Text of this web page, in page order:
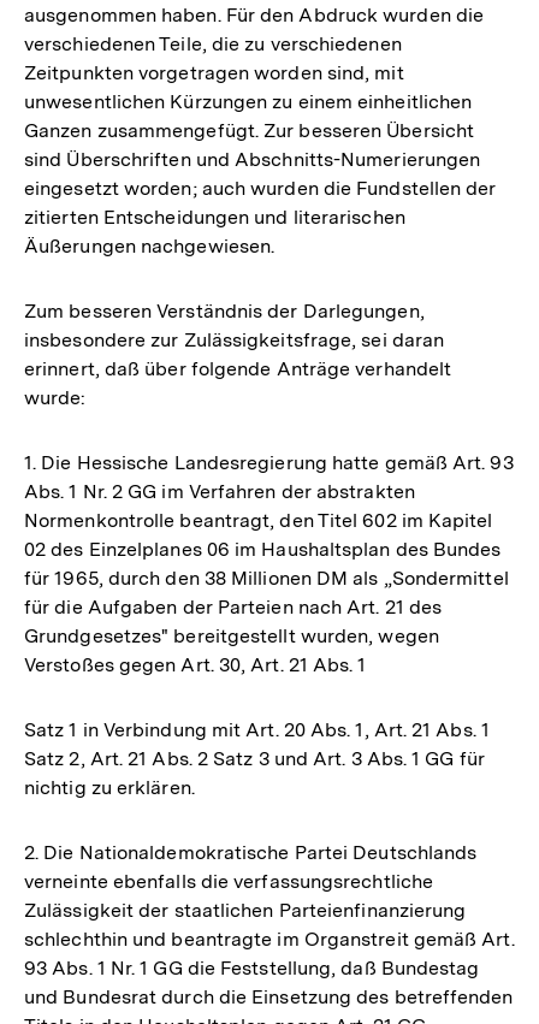
ausgenommen haben. Für den Abdruck wurden die
verschiedenen Teile, die zu verschiedenen
Zeitpunkten vorgetragen worden sind, mit
unwesentlichen Kürzungen zu einem einheitlichen
Ganzen zusammengefügt. Zur besseren Übersicht
sind Überschriften und Abschnitts-Numerierungen
eingesetzt worden; auch wurden die Fundstellen der
zitierten Entscheidungen und literarischen
Äußerungen nachgewiesen.
Zum besseren Verständnis der Darlegungen,
insbesondere zur Zulässigkeitsfrage, sei daran
erinnert, daß über folgende Anträge verhandelt
wurde:
1. Die Hessische Landesregierung hatte gemäß Art. 93
Abs. 1 Nr. 2 GG im Verfahren der abstrakten
Normenkontrolle beantragt, den Titel 602 im Kapitel
02 des Einzelplanes 06 im Haushaltsplan des Bundes
für 1965, durch den 38 Millionen DM als „Sondermittel
für die Aufgaben der Parteien nach Art. 21 des
Grundgesetzes" bereitgestellt wurden, wegen
Verstoßes gegen Art. 30, Art. 21 Abs. 1
Satz 1 in Verbindung mit Art. 20 Abs. 1, Art. 21 Abs. 1
Satz 2, Art. 21 Abs. 2 Satz 3 und Art. 3 Abs. 1 GG für
nichtig zu erklären.
2. Die Nationaldemokratische Partei Deutschlands
verneinte ebenfalls die verfassungsrechtliche
Zulässigkeit der staatlichen Parteienfinanzierung
schlechthin und beantragte im Organstreit gemäß Art.
93 Abs. 1 Nr. 1 GG die Feststellung, daß Bundestag
und Bundesrat durch die Einsetzung des betreffenden